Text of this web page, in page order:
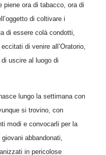
piene ora di tabacco, ora di
di coltivare i
di essere colà condotti,
di venire all’Oratorio,
uscire al luogo di
lungo la settimana con
si trovino, con
modi e convocarli per la
abbandonati,
in pericolose